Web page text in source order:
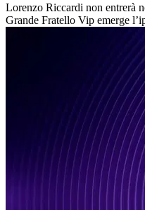
Lorenzo Riccardi non entrerà
Grande Fratello Vip emerge